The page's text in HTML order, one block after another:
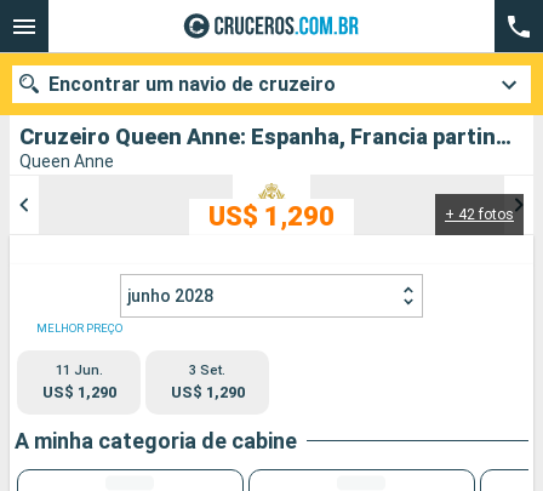
Cruzeiro Queen Anne: Espanha, Francia partindo de Southampton
Queen Anne
+ 42 fotos
US$ 1,290
junho 2028
MELHOR PREÇO
11 Jun.
US$ 1,290
3 Set.
US$ 1,290
A minha categoria de cabine
Encontrar um navio de cruzeiro
Data de partida
Cidades
Pesquisar